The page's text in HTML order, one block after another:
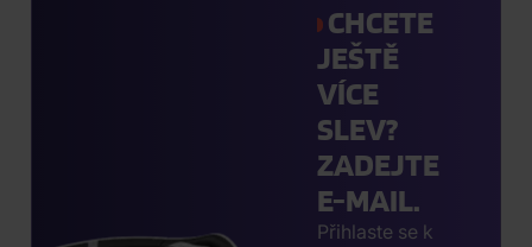
CHCETE
JEŠTĚ
VÍCE
SLEV?
ZADEJTE
E-MAIL.
Přihlaste se k